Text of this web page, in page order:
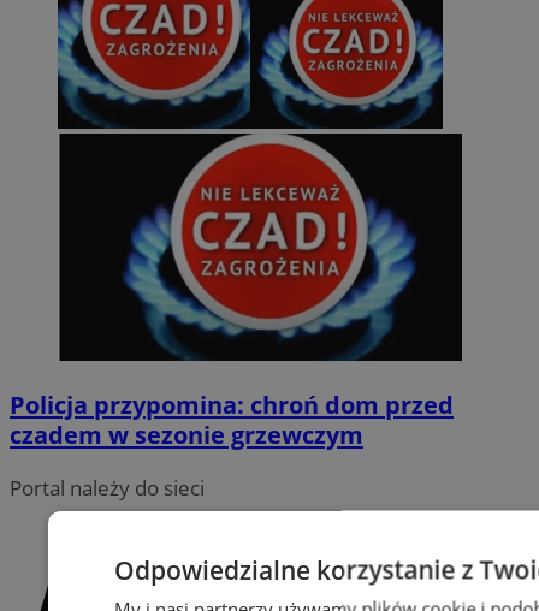
Policja przypomina: chroń dom przed
czadem w sezonie grzewczym
Portal należy do sieci
Odpowiedzialne korzystanie z